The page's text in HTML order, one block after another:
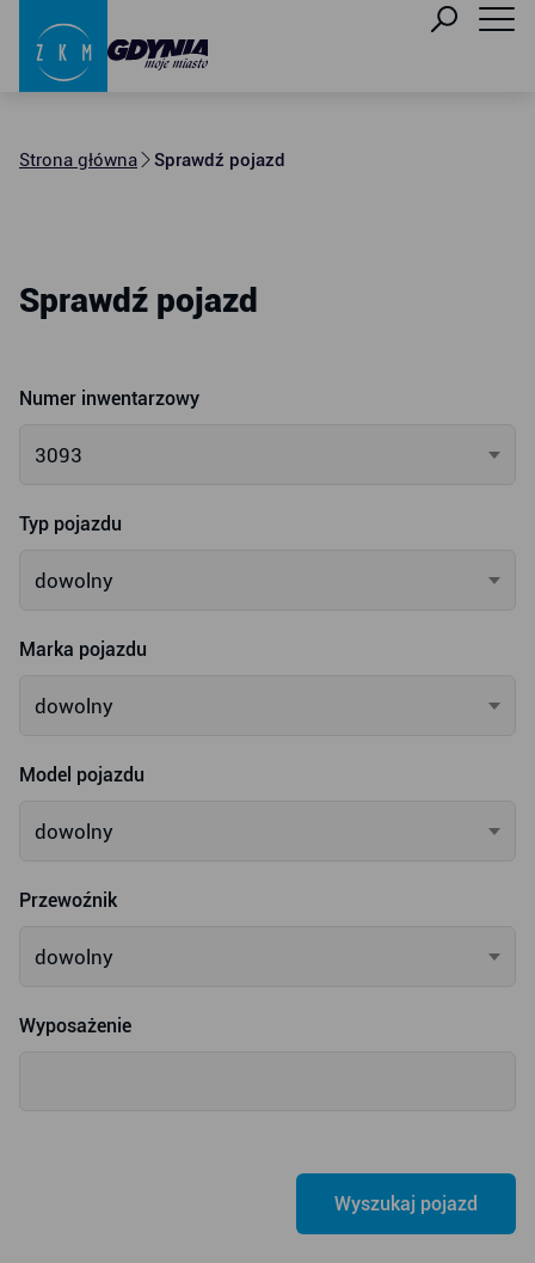
Strona główna Sprawdź pojazd
Sprawdź pojazd
Numer inwentarzowy
3093
Typ pojazdu
dowolny
Marka pojazdu
dowolny
Model pojazdu
dowolny
Przewoźnik
dowolny
Wyposażenie